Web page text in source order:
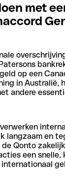
met
op een
in Australië,
andere
langzaam en
Qonto
een